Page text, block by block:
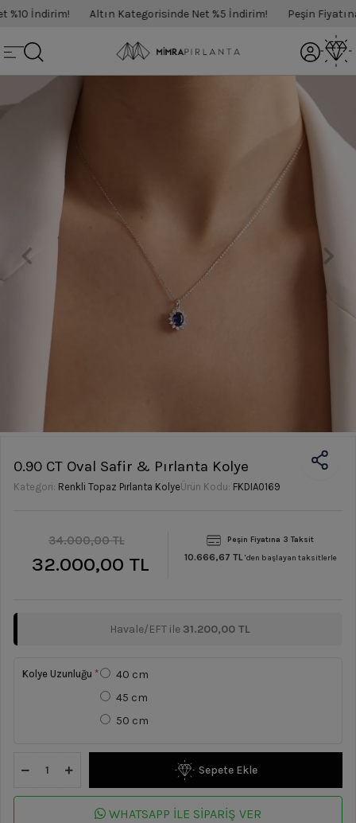
İndirim! Altın Kategorisinde Net %5 İndirim! Peşin
0.90 CT Oval Safir & Pırlanta Kolye
Kategori: Renkli Topaz Pırlanta KolyeÜrün Kodu: FKDIA0169
34.000,00 TL
32.000,00 TL
Peşin Fiyatına 3 Taksit
10.666,67 TL'den başlayan taksitlerle
Havale/EFT ile 31.200,00 TL
Kolye Uzunluğu *
40 cm
45 cm
50 cm
Sepete Ekle
WHATSAPP İLE SİPARİŞ VER